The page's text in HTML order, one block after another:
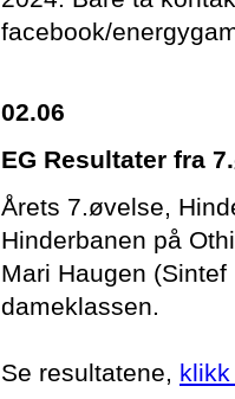
facebook/
02.06
EG Resultater fra
Årets 7.øvelse,
Hinderbanen på
Mari Haugen
dameklassen.
Se resultatene, klikk